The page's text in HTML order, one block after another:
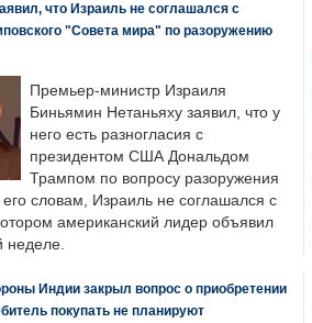
что Израиль не соглашался с
"Совета мира" по разоружению
Премьер-министр Израиля
Биньямин Нетаньяху заявил, что у
него есть разногласия с
президентом США Дональдом
Трампом по вопросу разоружения
словам, Израиль не соглашался с
американский лидер объявил
неделе.
Индии закрыл вопрос о приобретении
покупать не планируют